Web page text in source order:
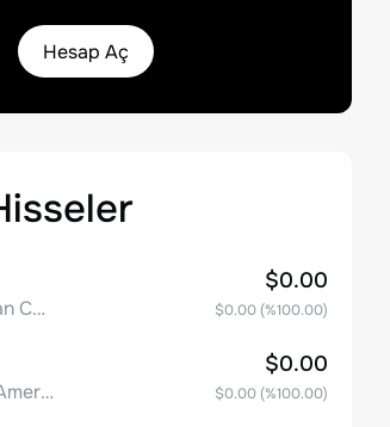
Hesap Aç
JPMorgan Chase & Co.
$0.00
$0.00(%100.00)
Bank of America Corporation
$0.00
$0.00(%100.00)